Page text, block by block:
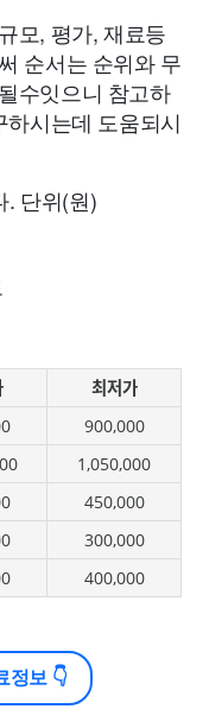
모, 평가, 재료등
순서는 순위와 무
수잇으니 참고하
시는데 도움되시
. 단위(원)
최저가
900,000
1,050,000
450,000
300,000
400,000
정보 👇